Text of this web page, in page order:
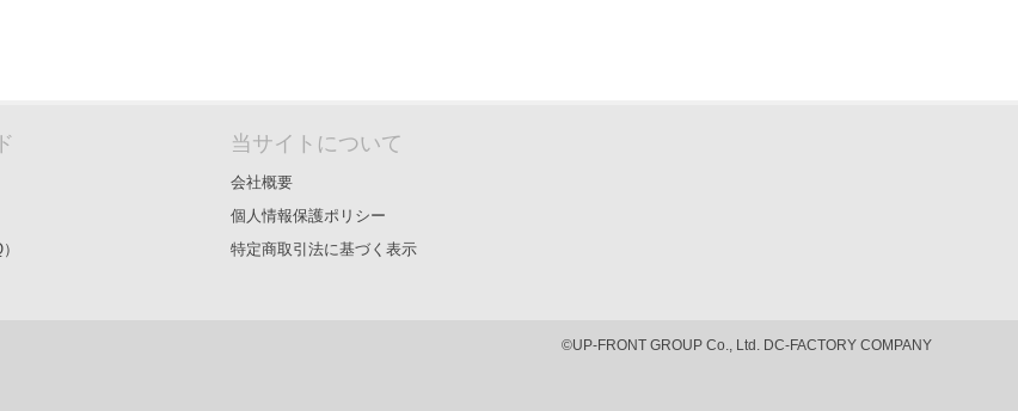
当サイトについて
会社概要
個人情報保護ポリシー
特定商取引法に基づく表示
©UP-FRONT GROUP Co., Ltd. DC-FACTORY COMPANY